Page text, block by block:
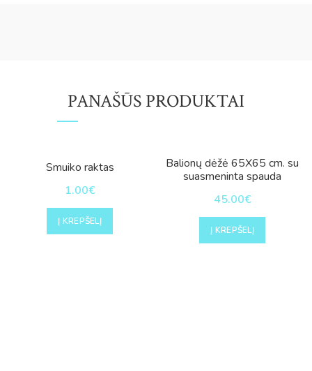
PANAŠŪS PRODUKTAI
Smuiko raktas
1.00€
Į KREPŠELĮ
Balionų dėžė 65X65 cm. su
suasmeninta spauda
45.00€
Į KREPŠELĮ